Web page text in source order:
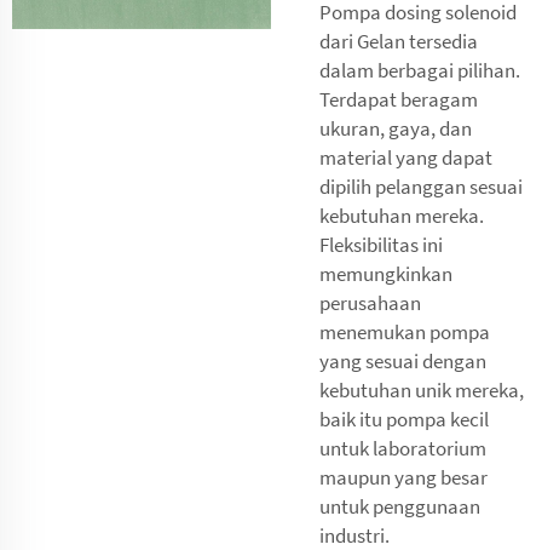
Pompa dosing solenoid
dari Gelan tersedia
dalam berbagai pilihan.
Terdapat beragam
ukuran, gaya, dan
material yang dapat
dipilih pelanggan sesuai
kebutuhan mereka.
Fleksibilitas ini
memungkinkan
perusahaan
menemukan pompa
yang sesuai dengan
kebutuhan unik mereka,
baik itu pompa kecil
untuk laboratorium
maupun yang besar
untuk penggunaan
industri.